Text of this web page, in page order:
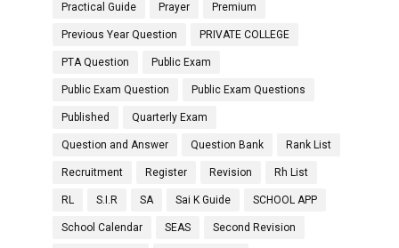
Practical Guide Prayer Premium
Previous Year Question PRIVATE COLLEGE
PTA Question Public Exam
Public Exam Question Public Exam Questions
Published Quarterly Exam
Question and Answer Question Bank Rank List
Recruitment Register Revision Rh List
RL S.I.R SA Sai K Guide SCHOOL APP
School Calendar SEAS Second Revision